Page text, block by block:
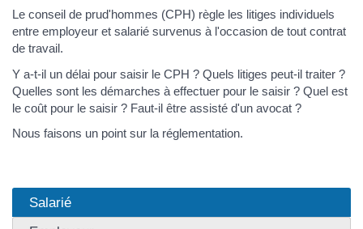
Le conseil de prud'hommes (CPH) règle les litiges individuels
entre employeur et salarié survenus à l'occasion de tout contrat
de travail.
Y a-t-il un délai pour saisir le CPH ? Quels litiges peut-il traiter ?
Quelles sont les démarches à effectuer pour le saisir ? Quel est
le coût pour le saisir ? Faut-il être assisté d'un avocat ?
Nous faisons un point sur la réglementation.
Salarié